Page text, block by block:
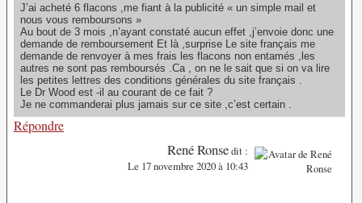
J’ai acheté 6 flacons ,me fiant à la publicité « un simple mail et
nous vous remboursons »
Au bout de 3 mois ,n’ayant constaté aucun effet ,j’envoie donc une
demande de remboursement Et là ,surprise Le site français me
demande de renvoyer à mes frais les flacons non entamés ,les
autres ne sont pas remboursés .Ca , on ne le sait que si on va lire
les petites lettres des conditions générales du site français .
Le Dr Wood est -il au courant de ce fait ?
Je ne commanderai plus jamais sur ce site ,c’est certain .
Répondre
René Ronsedit :
Le 17 novembre 2020 à 10:43